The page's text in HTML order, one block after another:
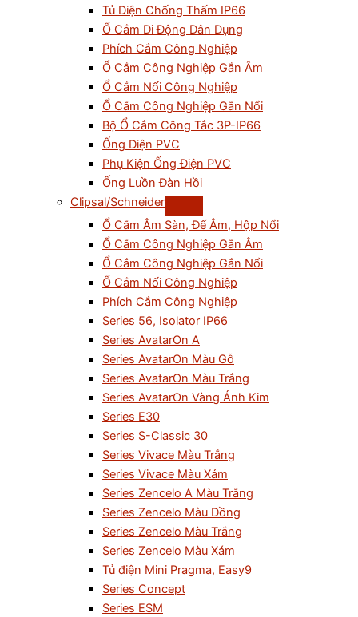
Tủ Điện Chống Thấm IP66
Ổ Cắm Di Động Dân Dụng
Phích Cắm Công Nghiệp
Ổ Cắm Công Nghiệp Gắn Âm
Ổ Cắm Nối Công Nghiệp
Ổ Cắm Công Nghiệp Gắn Nổi
Bộ Ổ Cắm Công Tắc 3P-IP66
Ống Điện PVC
Phụ Kiện Ống Điện PVC
Ống Luồn Đàn Hồi
Clipsal/Schneider
Ổ Cắm Âm Sàn, Đế Âm, Hộp Nổi
Ổ Cắm Công Nghiệp Gắn Âm
Ổ Cắm Công Nghiệp Gắn Nổi
Ổ Cắm Nối Công Nghiệp
Phích Cắm Công Nghiệp
Series 56, Isolator IP66
Series AvatarOn A
Series AvatarOn Màu Gỗ
Series AvatarOn Màu Trắng
Series AvatarOn Vàng Ánh Kim
Series E30
Series S-Classic 30
Series Vivace Màu Trắng
Series Vivace Màu Xám
Series Zencelo A Màu Trắng
Series Zencelo Màu Đồng
Series Zencelo Màu Trắng
Series Zencelo Màu Xám
Tủ điện Mini Pragma, Easy9
Series Concept
Series ESM